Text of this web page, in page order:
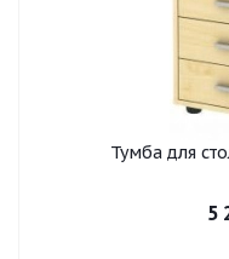
Тумба для
5